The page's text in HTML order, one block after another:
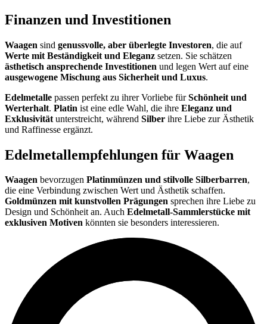
Finanzen und Investitionen
Waagen sind genussvolle, aber überlegte Investoren, die auf
Werte mit Beständigkeit und Eleganz setzen. Sie schätzen
ästhetisch ansprechende Investitionen und legen Wert auf eine
ausgewogene Mischung aus Sicherheit und Luxus.
Edelmetalle passen perfekt zu ihrer Vorliebe fürSchönheit und
Werterhalt. Platin ist eine edle Wahl, die ihre Eleganz und
Exklusivität unterstreicht, während Silber ihre Liebe zur Ästhetik
und Raffinesse ergänzt.
Edelmetallempfehlungen für Waagen
Waagen bevorzugen Platinmünzen und stilvolle Silberbarren,
die eine Verbindung zwischen Wert und Ästhetik schaffen.
Goldmünzen mit kunstvollen Prägungen sprechen ihre Liebe zu
Design und Schönheit an. Auch Edelmetall-Sammlerstücke mit
exklusiven Motiven könnten sie besonders interessieren.